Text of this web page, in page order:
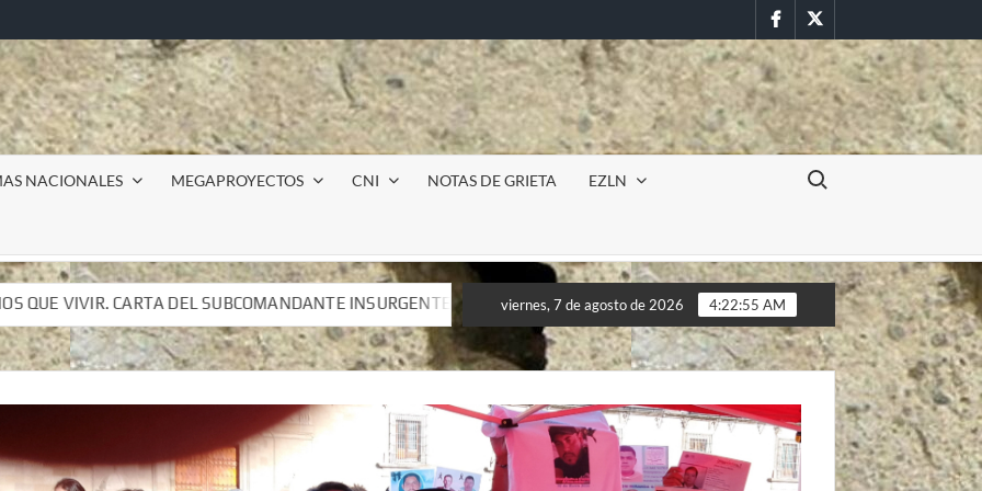
FacebookTwitter
NACIONALES MEGAPROYECTOS CNI NOTAS DE GRIETA EZLN
Buscar:
INSURGENTE MOISÉS A LUIS DE TAVIRA
Incursión militar en la UAEM (Morelos) durante paro estudiantil por
INSURGENTE MOISÉS A LUIS DE TAVIRA
Incursión militar en la UAEM (Morelos) durante paro estudiantil por
viernes, 7 de agosto de 2026 4:22:58 AM